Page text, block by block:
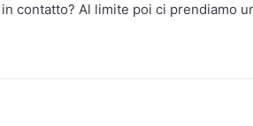
contatto? Al limite poi ci prendiamo